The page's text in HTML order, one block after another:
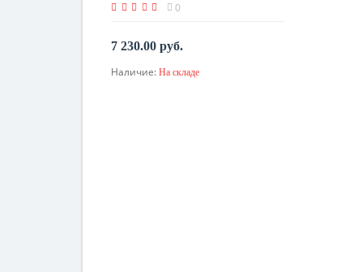
0
7 230.00 руб.
В корзину
Наличие: На складе